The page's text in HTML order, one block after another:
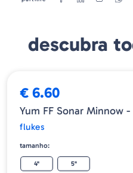
Sonar Jig
5" 6 Uds/Blister
descubra
€ 6.60
Yum FF Sonar Minnow
flukes
tamanho:
4" 5"